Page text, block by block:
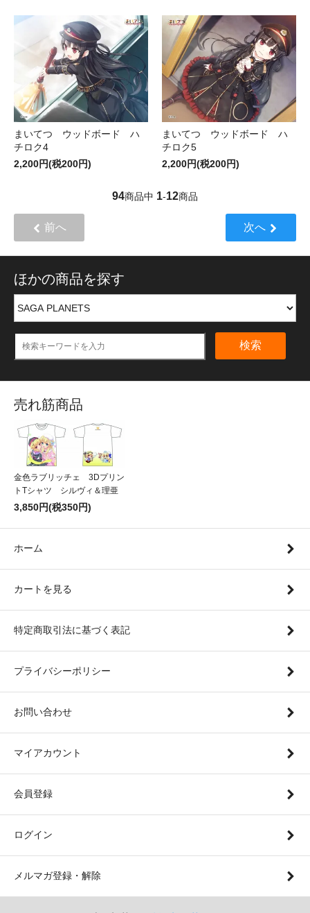
まいてつ ウッドボード ハ
チロク4
2,200円(税200円)
まいてつ ウッドボード ハ
チロク5
2,200円(税200円)
94商品中 1-12商品
前へ 次へ
ほかの商品を探す
検索
売れ筋商品
金色ラブリッチェ 3Dプリン
トTシャツ シルヴィ＆理亜
3,850円(税350円)
ホーム
カートを見る
特定商取引法に基づく表記
プライバシーポリシー
お問い合わせ
マイアカウント
会員登録
ログイン
メルマガ登録・解除